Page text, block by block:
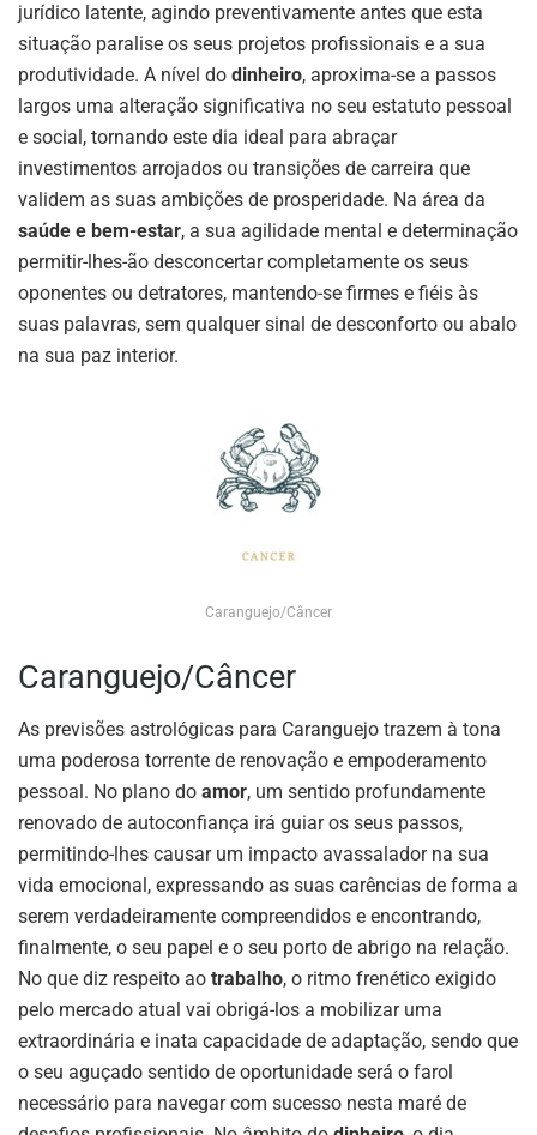
jurídico latente, agindo preventivamente antes que esta
situação paralise os seus projetos profissionais e a sua
produtividade. A nível do dinheiro, aproxima-se a passos
largos uma alteração significativa no seu estatuto pessoal
e social, tornando este dia ideal para abraçar
investimentos arrojados ou transições de carreira que
validem as suas ambições de prosperidade. Na área da
saúde e bem-estar, a sua agilidade mental e determinação
permitir-lhes-ão desconcertar completamente os seus
oponentes ou detratores, mantendo-se firmes e fiéis às
suas palavras, sem qualquer sinal de desconforto ou abalo
na sua paz interior.
Caranguejo/Câncer
Caranguejo/Câncer
As previsões astrológicas para Caranguejo trazem à tona
uma poderosa torrente de renovação e empoderamento
pessoal. No plano do amor, um sentido profundamente
renovado de autoconfiança irá guiar os seus passos,
permitindo-lhes causar um impacto avassalador na sua
vida emocional, expressando as suas carências de forma a
serem verdadeiramente compreendidos e encontrando,
finalmente, o seu papel e o seu porto de abrigo na relação.
No que diz respeito ao trabalho, o ritmo frenético exigido
pelo mercado atual vai obrigá-los a mobilizar uma
extraordinária e inata capacidade de adaptação, sendo que
o seu aguçado sentido de oportunidade será o farol
necessário para navegar com sucesso nesta maré de